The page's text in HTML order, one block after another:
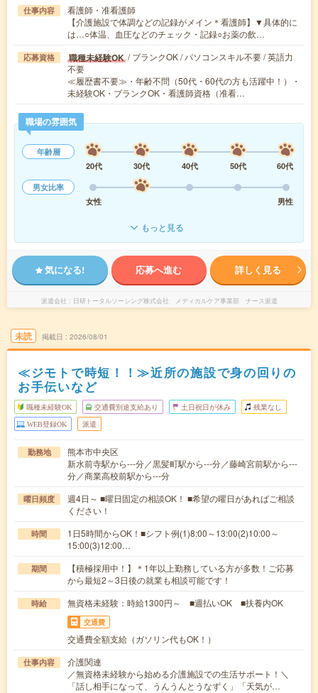
仕事内容
看護師・准看護師
【介護施設で体調などの記録がメイン＊看護師】▼具体的に
は…○体温、血圧などのチェック・記録○お薬の飲…
応募資格 職種未経験OK / ブランクOK / パソコンスキル不要 / 英語力
不要
≪履歴書不要≫・年齢不問（50代・60代の方も活躍中！）・
未経験OK・ブランクOK・看護師資格（准看…
職場の雰囲気
年齢層
20代
30代 40代 50代
60代
男女比率
女性
男性
もっと見る
気になる! 応募へ進む 詳しく見る
派遣会社 日研トータルソーシング株式会社 メディカルケア事業部 ナース派遣
未読 掲載日 2026/08/01
≪ジモトで時短！！≫近所の施設で身の回りの
お手伝いなど
職種未経験OK 交通費別途支給あり 土日祝日が休み 残業なし
WEB登録OK 派遣
勤務地
熊本市中央区
新水前寺駅から---分／黒髪町駅から---分／藤崎宮前駅から---
分／商業高校前駅から---分
曜日頻度
週4日～ ■曜日固定の相談OK！ ■希望の曜日があればご相談
ください！
時間
1日5時間からOK！■シフト例(1)8:00～13:00(2)10:00～
15:00(3)12:00…
期間
【積極採用中！】＊1年以上勤務している方が多数！ご応募
から最短2～3日後の就業も相談可能です！
時給 無資格未経験：時給1300円～ ■週払いOK ■扶養内OK
交通費
交通費全額支給（ガソリン代もOK！）
仕事内容
介護関連
／無資格未経験から始める介護施設での生活サポート！＼
「話し相手になって、うんうんとうなずく」「天気が…